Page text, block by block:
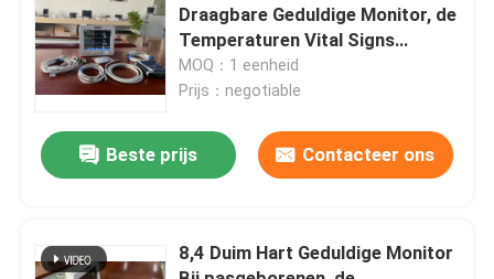
Kwaliteitscontrole
Contacteer ons
Gevallen
Draagbare Geduldige Monitor, de
Temperaturen Vital Signs
Monitors van ECG SPO2 NIBP
MOQ：1 eenheid
Prijs：negotiable
Beste prijs Contacteer ons
8,4 Duim Hart Geduldige Monitor